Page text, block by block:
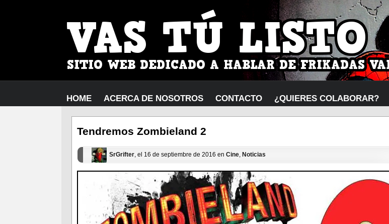
HOME ACERCA DE NOSOTROS CONTACTO ¿QUIERES COLABORAR?
Tendremos Zombieland 2
SrGrifter, el 16 de septiembre de 2016 en Cine, Noticias